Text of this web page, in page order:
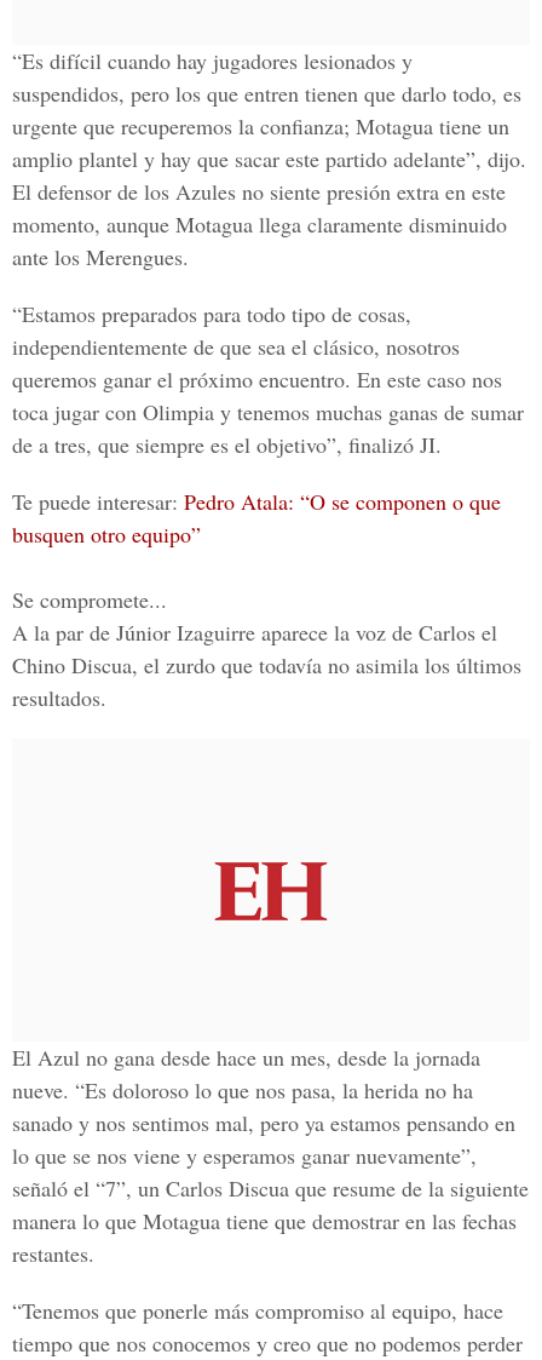
“Es difícil cuando hay jugadores lesionados y
suspendidos, pero los que entren tienen que darlo todo, es
urgente que recuperemos la confianza; Motagua tiene un
amplio plantel y hay que sacar este partido adelante”, dijo.
El defensor de los Azules no siente presión extra en este
momento, aunque Motagua llega claramente disminuido
ante los Merengues.
“Estamos preparados para todo tipo de cosas,
independientemente de que sea el clásico, nosotros
queremos ganar el próximo encuentro. En este caso nos
toca jugar con Olimpia y tenemos muchas ganas de sumar
de a tres, que siempre es el objetivo”, finalizó JI.
Te puede interesar: Pedro Atala: “O se componen o que
busquen otro equipo”
Se compromete...
A la par de Júnior Izaguirre aparece la voz de Carlos el
Chino Discua, el zurdo que todavía no asimila los últimos
resultados.
El Azul no gana desde hace un mes, desde la jornada
nueve. “Es doloroso lo que nos pasa, la herida no ha
sanado y nos sentimos mal, pero ya estamos pensando en
lo que se nos viene y esperamos ganar nuevamente”,
señaló el “7”, un Carlos Discua que resume de la siguiente
manera lo que Motagua tiene que demostrar en las fechas
restantes.
“Tenemos que ponerle más compromiso al equipo, hace
tiempo que nos conocemos y creo que no podemos perder